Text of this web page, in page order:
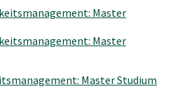
Master Studium